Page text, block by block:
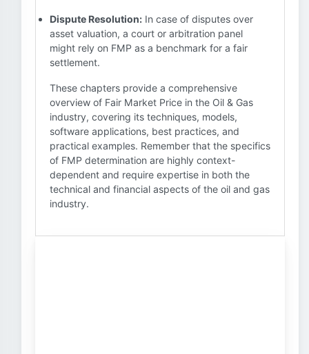
Dispute Resolution: In case of disputes over
asset valuation, a court or arbitration panel
might rely on FMP as a benchmark for a fair
settlement.
These chapters provide a comprehensive
overview of Fair Market Price in the Oil & Gas
industry, covering its techniques, models,
software applications, best practices, and
practical examples. Remember that the specifics
of FMP determination are highly context-
dependent and require expertise in both the
technical and financial aspects of the oil and gas
industry.